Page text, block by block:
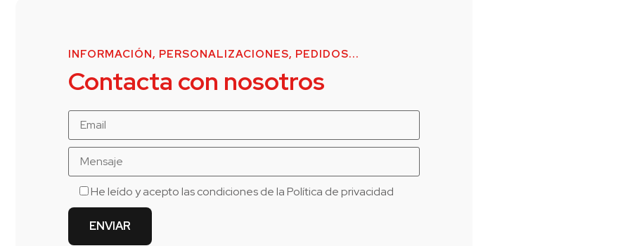
INFORMACIÓN, PERSONALIZACIONES, PEDIDOS...
Contacta con nosotros
He leído y acepto las condiciones de laPolítica de privacidad